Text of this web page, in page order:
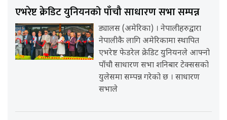
एभरेष्ट क्रेडिट युनियनको पाँचौ साधारण सभा सम्पन्न
ड्यालस (अमेरिका) । नेपालीहरुद्वारा
नेपालीकै लागि अमेरिकामा स्थापित
एभरेष्ट फेडरेल क्रेडिट युनियनले आफ्नो
पाँचौ साधारण सभा शनिबार टेक्ससको
युलेसमा सम्पन्न गरेको छ । साधारण
सभाले